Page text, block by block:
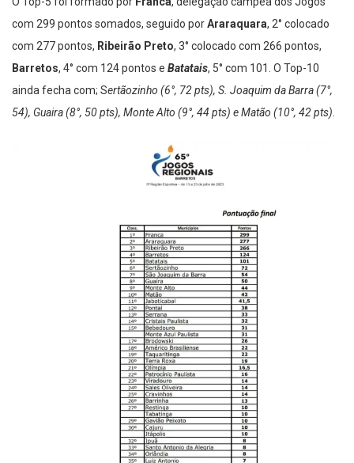
com 299 pontos somados, seguido porAraraquara, 2° colocado
com 277 pontos, Ribeirão Preto, 3° colocado com 266 pontos,
Barretos, 4° com 124 pontos e Batatais, 5° com 101. O Top-10
ainda fecha com; Sertãozinho (6°, 72 pts), S. Joaquim da Barra (7°,
54), Guaira (8°, 50 pts), Monte Alto (9°, 44 pts) e Matão (10°, 42 pts).